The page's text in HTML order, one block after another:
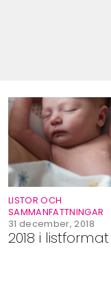
2018 i listformat
LISTOR OCH
SAMMANFATTNINGAR
31 december, 2018